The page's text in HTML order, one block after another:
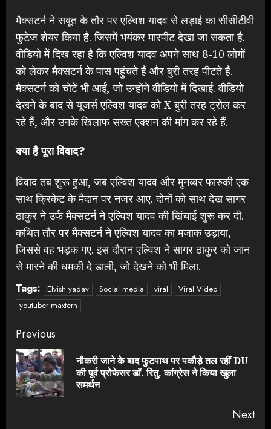
मैक्सटर्न ने सबूत के तौर पर एल्विश यादव से लड़ाई का सीसीटीवी
फुटेज शेयर किया है. जिसमें भयंकर मारपीट देखा जा सकता है.
वीडियो में दिख रहा है कि एल्विश यादव अपने साथ 8-10 लोगों
को लेकर मैक्सटर्न के पास पहुंचते हैं और बुरी तरह पीटते हैं.
मैक्सटर्न को चोटें भी आईं, जो उन्होंने वीडियो में दिखाई. वीडियो
देखने के बाद से यूजर्स एल्विश यादव को X बुरी तरह ट्रोल कर
रहे हैं, और उनके खिलाफ सख्त एक्शन की मांग कर रहे हैं.
क्या है पूरा विवाद?
विवाद तब शुरू हुआ, जब एल्विश यादव और मुनव्वर फारुकी एक
साथ क्रिकेट के मैदान पर नजर आए. दोनों को साथ देख सागर
ठाकुर ने उर्फ मैक्सटर्न ने एल्विश यादव की खिंचाई शुरू कर दी.
कथित तौर पर मैक्सटर्न ने एल्विश यादव का मजाक उड़ाया,
जिससे वह भड़क गए. इस दौरान एल्विश ने सागर ठाकुर को जान
से मारने की धमकी दे डाली, जो देखने को भी मिला.
Tags: Elvish yadav Social media viral
Viral Video
youtuber maxtern
Continue
Reading
Previous
नौकरी जाने के बाद फुटपाथ पर पकौड़े तल रहीं DU
की पूर्व प्रोफेसर डॉ. रितु, कांग्रेस ने किया खुला
समर्थन
Next